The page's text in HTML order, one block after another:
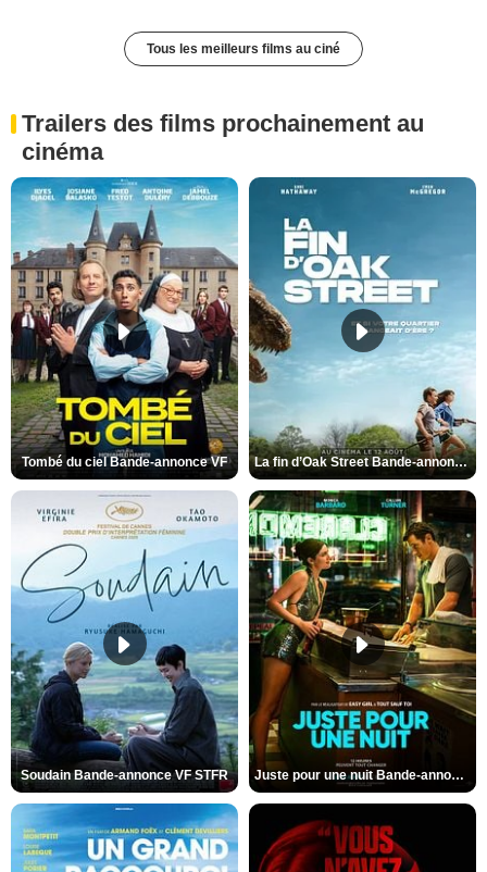
Tous les meilleurs films au ciné
Trailers des films prochainement au
cinéma
Tombé du ciel Bande-annonce VF La fin d’Oak Street Bande-annonce VO STFR
Soudain Bande-annonce VF STFR Juste pour une nuit Bande-annonce VO STFR